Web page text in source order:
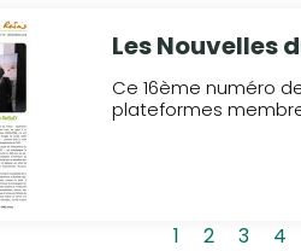
Les Nouvelles
Ce 16ème numéro
plateformes
1 2 3 4